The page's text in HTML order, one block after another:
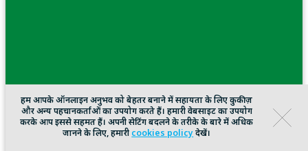
हम आपके ऑनलाइन अनुभव को बेहतर बनाने में सहायता के लिए कुकीज़
और अन्य पहचानकर्ताओं का उपयोग करते हैं। हमारी वेबसाइट का उपयोग
करके आप इससे सहमत हैं। अपनी सेटिंग बदलने के तरीके के बारे में अधिक
जानने के लिए, हमारीcookies policyदेखें।